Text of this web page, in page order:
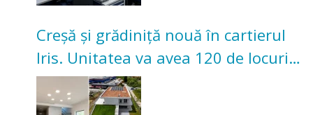
Creșă și grădiniță nouă în cartierul
Iris. Unitatea va avea 120 de locuri
pentru copii